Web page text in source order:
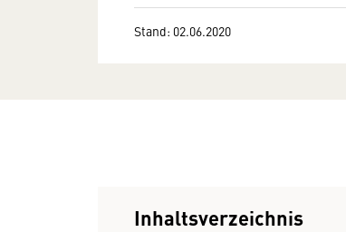
Stand: 02.06.2020
Inhaltsverzeichnis